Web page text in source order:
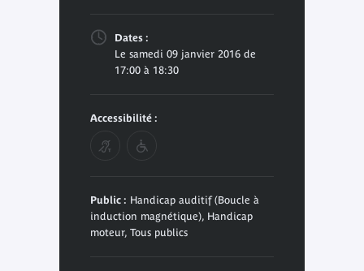
Dates :
Le samedi 09 janvier 2016 de
17:00 à 18:30
Accessibilité :
Public : Handicap auditif (Boucle à
induction magnétique), Handicap
moteur, Tous publics